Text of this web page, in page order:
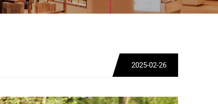
2025-02-26